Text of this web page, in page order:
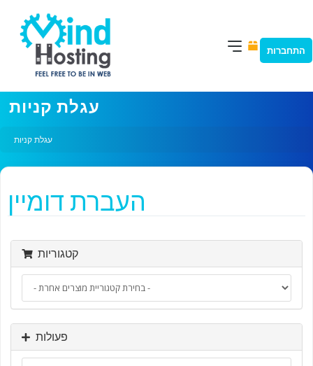
התחברות
עגלת קניות
עגלת קניות
העברת דומיין
קטגוריות
פעולות